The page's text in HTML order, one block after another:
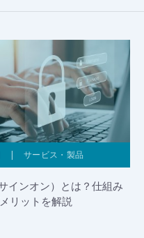
| サービス・製品
インオン）とは？仕組み
リットを解説